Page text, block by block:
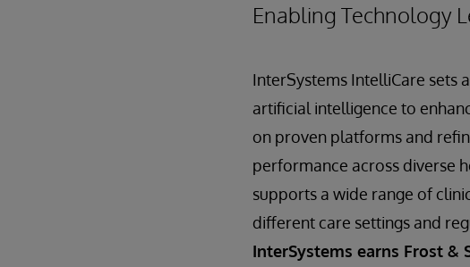
Enabling Technology
InterSystems IntelliCare sets
artificial intelligence to
on proven platforms and
performance across diverse
supports a wide range of
different care settings and
InterSystems earns Frost &